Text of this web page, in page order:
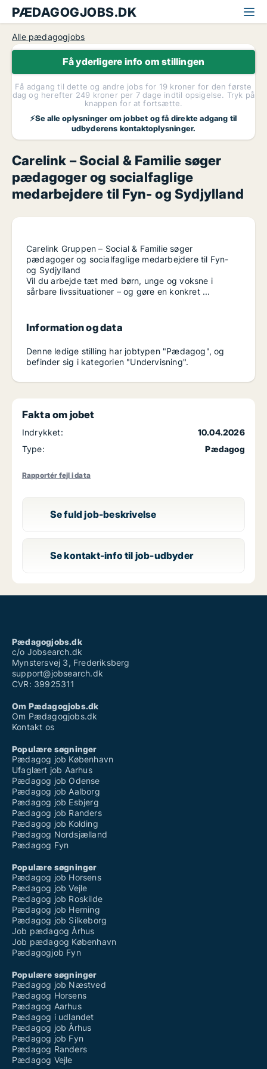
PÆDAGOGJOBS.DK
Alle pædagogjobs
Få yderligere info om stillingen
Få adgang til dette og andre jobs for 19 kroner for den første
dag og herefter 249 kroner per 7 dage indtil opsigelse. Tryk på
knappen for at fortsætte.
⚡Se alle oplysninger om jobbet og få direkte adgang til
udbyderens kontaktoplysninger.
Carelink – Social & Familie søger
pædagoger og socialfaglige
medarbejdere til Fyn- og Sydjylland
Carelink Gruppen – Social & Familie søger
pædagoger og socialfaglige medarbejdere til Fyn-
og Sydjylland
Vil du arbejde tæt med børn, unge og voksne i
sårbare livssituationer – og gøre en konkret ...
Information og data
Denne ledige stilling har jobtypen "Pædagog", og
befinder sig i kategorien "Undervisning".
Fakta om jobet
Indrykket:
10.04.2026
Type:
Pædagog
Rapportér fejl i data
Se fuld job-beskrivelse
Se kontakt-info til job-udbyder
Pædagogjobs.dk
c/o Jobsearch.dk
Mynstersvej 3, Frederiksberg
support@jobsearch.dk
CVR: 39925311
Om Pædagogjobs.dk
Om Pædagogjobs.dk
Kontakt os
Populære søgninger
Pædagog job København
Ufaglært job Aarhus
Pædagog job Odense
Pædagog job Aalborg
Pædagog job Esbjerg
Pædagog job Randers
Pædagog job Kolding
Pædagog Nordsjælland
Pædagog Fyn
Populære søgninger
Pædagog job Horsens
Pædagog job Vejle
Pædagog job Roskilde
Pædagog job Herning
Pædagog job Silkeborg
Job pædagog Århus
Job pædagog København
Pædagogjob Fyn
Populære søgninger
Pædagog job Næstved
Pædagog Horsens
Pædagog Aarhus
Pædagog i udlandet
Pædagog job Århus
Pædagog job Fyn
Pædagog Randers
Pædagog Vejle